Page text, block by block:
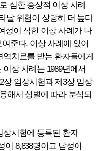
심한 증상적 이상 사례
날 위험이 상당히 더 높다
성이 심한 이상 사례가 나
준다. 이상 사례에 있어
치료를 받는 환자들에게
상 사례는 1989년에서
상 임상시험과 제3상 임상
해서 성별에 따라 분석되
상시험에 등록된 환자
이 8,838명이고 남성이